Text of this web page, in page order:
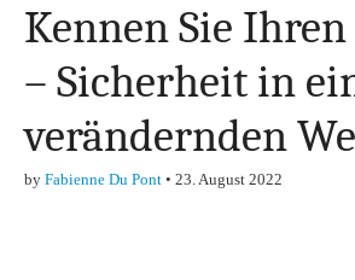
Finanzen,
Marketing-,
& Investment-
Kennen Sie
– Sicherheit in
verändernden
by Fabienne Du Pont • 23. August 2022